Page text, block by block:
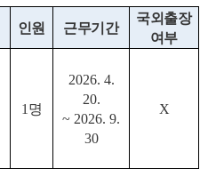
인원 근무기간
국외출장
여부
1 명
2026. 4.
20.
~ 2026. 9.
30
X